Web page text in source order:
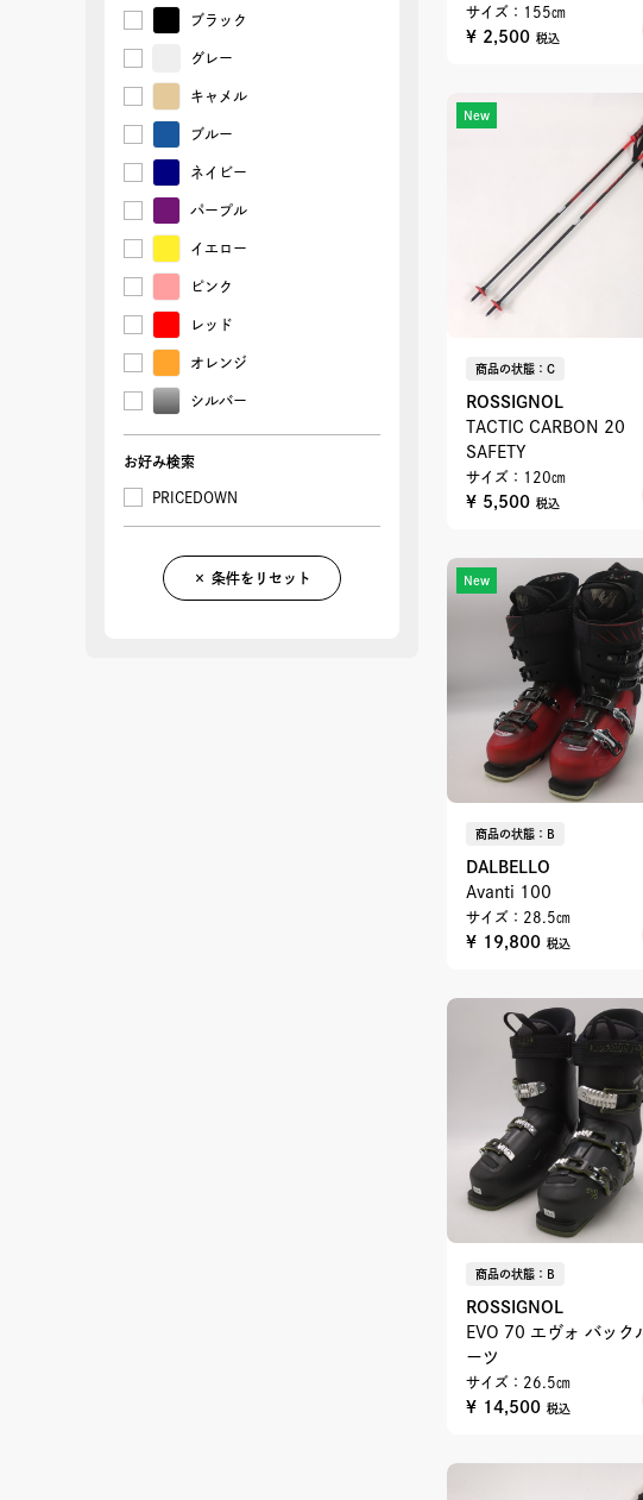
24.0cm/24.5cm
㎝/24.5cm
24.5cm
24cm
25.0cm/25.5cm
25.0㎝/25.5
㎝
26.5cm
27.0㎝/27.5
28.5㎝
70-105cm
99㎝
ブラック
グレー
キャメル
ブルー
ネイビー
パープル
イエロー
ピンク
レッド
オレンジ
シルバー
お好み検索
PRICEDOWN
× 条件をリセット
サイズ：155㎝
¥ 2,500 税込
New
商品の状態：C
ROSSIGNOL
TACTIC CARBON 20
SAFETY
サイズ：120㎝
¥ 5,500 税込
New
商品の状態：B
DALBELLO
Avanti 100
サイズ：28.5㎝
¥ 19,800 税込
商品の状態：B
ROSSIGNOL
EVO 70 エヴォ バック
ーツ
サイズ：26.5㎝
¥ 14,500 税込